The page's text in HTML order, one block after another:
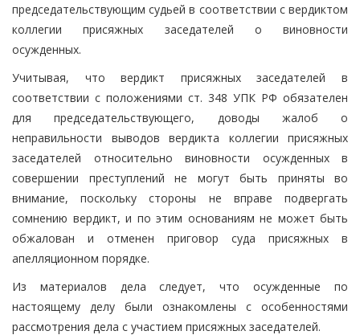
председательствующим судьей в соответствии с вердиктом
коллегии присяжных заседателей о виновности
осужденных.
Учитывая, что вердикт присяжных заседателей в
соответствии с положениями ст. 348 УПК РФ обязателен
для председательствующего, доводы жалоб о
неправильности выводов вердикта коллегии присяжных
заседателей относительно виновности осужденных в
совершении преступлений не могут быть приняты во
внимание, поскольку стороны не вправе подвергать
сомнению вердикт, и по этим основаниям не может быть
обжалован и отменен приговор суда присяжных в
апелляционном порядке.
Из материалов дела следует, что осужденные по
настоящему делу были ознакомлены с особенностями
рассмотрения дела с участием присяжных заседателей.